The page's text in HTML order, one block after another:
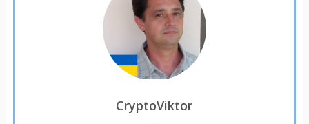
CryptoViktor